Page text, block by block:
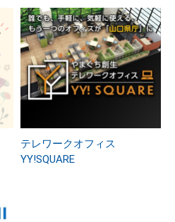
テレワークオフィス
YY!SQUARE